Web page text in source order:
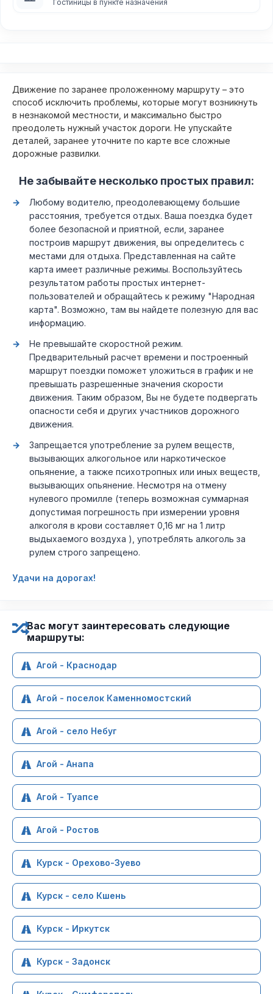
Гостиницы в пункте назначения
Движение по заранее проложенному маршруту – это
способ исключить проблемы, которые могут возникнуть
в незнакомой местности, и максимально быстро
преодолеть нужный участок дороги. Не упускайте
деталей, заранее уточните по карте все сложные
дорожные развилки.
Не забывайте несколько простых правил:
Любому водителю, преодолевающему большие
расстояния, требуется отдых. Ваша поездка будет
более безопасной и приятной, если, заранее
построив маршрут движения, вы определитесь с
местами для отдыха. Представленная на сайте
карта имеет различные режимы. Воспользуйтесь
результатом работы простых интернет-
пользователей и обращайтесь к режиму "Народная
карта". Возможно, там вы найдете полезную для вас
информацию.
Не превышайте скоростной режим.
Предварительный расчет времени и построенный
маршрут поездки поможет уложиться в график и не
превышать разрешенные значения скорости
движения. Таким образом, Вы не будете подвергать
опасности себя и других участников дорожного
движения.
Запрещается употребление за рулем веществ,
вызывающих алкогольное или наркотическое
опьянение, а также психотропных или иных веществ,
вызывающих опьянение. Несмотря на отмену
нулевого промилле (теперь возможная суммарная
допустимая погрешность при измерении уровня
алкоголя в крови составляет 0,16 мг на 1 литр
выдыхаемого воздуха ), употреблять алкоголь за
рулем строго запрещено.
Удачи на дорогах!
Вас могут заинтересовать следующие
маршруты:
Агой - Краснодар
Агой - поселок Каменномостский
Агой - село Небуг
Агой - Анапа
Агой - Туапсе
Агой - Ростов
Курск - Орехово-Зуево
Курск - село Кшень
Курск - Иркутск
Курск - Задонск